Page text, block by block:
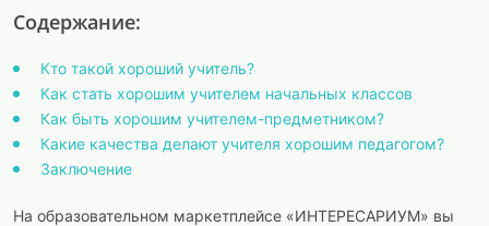
Содержание:
Кто такой хороший учитель?
Как стать хорошим учителем начальных классов
Как быть хорошим учителем-предметником?
Какие качества делают учителя хорошим педагогом?
Заключение
На образовательном маркетплейсе «ИНТЕРЕСАРИУМ» вы